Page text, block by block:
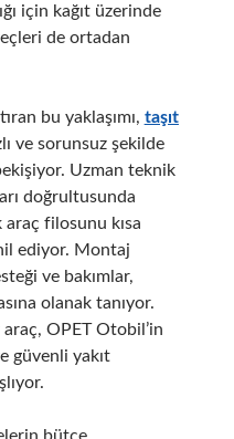
için kağıt üzerinde
de ortadan
bu yaklaşımı, taşıt
ve sorunsuz şekilde
Uzman teknik
doğrultusunda
filosunu kısa
ediyor. Montaj
ve bakımlar,
olanak tanıyor.
OPET Otobil’in
güvenli yakıt